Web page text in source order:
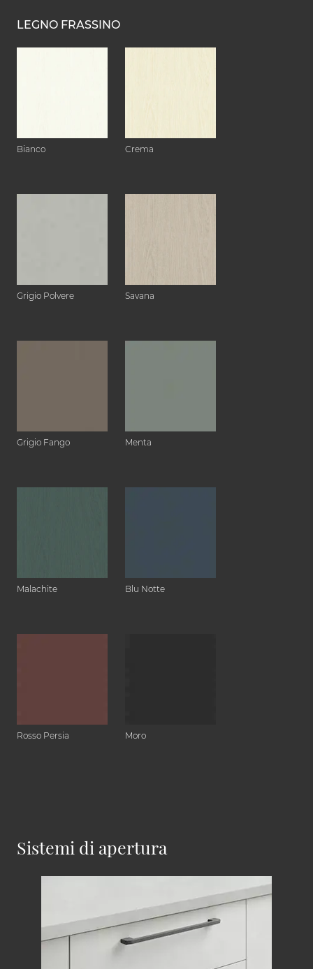
LEGNO FRASSINO
Bianco Crema
Grigio Polvere Savana
Grigio Fango Menta
Malachite Blu Notte
Rosso Persia Moro
Sistemi di apertura